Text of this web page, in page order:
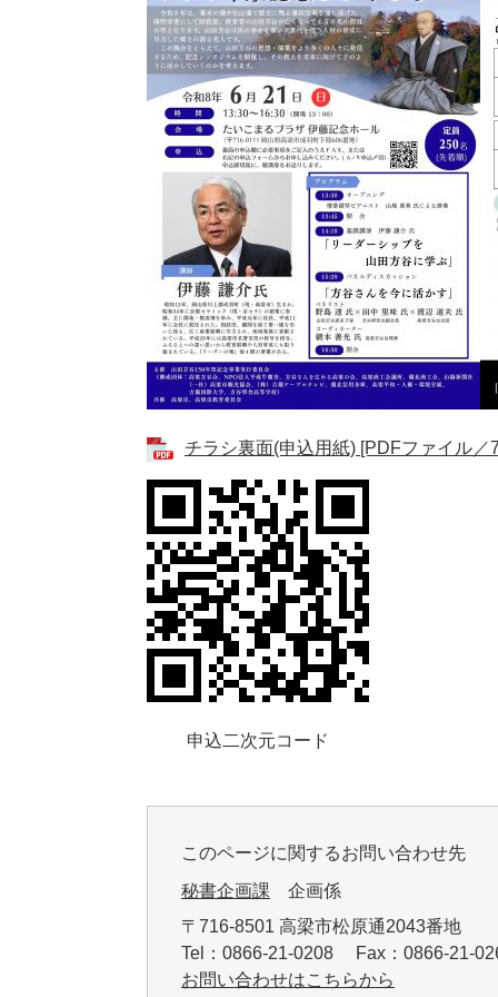
チラシ裏面(申込用紙) [PDFファイル／
申込二次元コード
このページに関するお問い合わせ先
秘書企画課 企画係
〒716-8501 高梁市松原通2043番地
Tel：0866-21-0208 Fax：0866-21-
お問い合わせはこちらから